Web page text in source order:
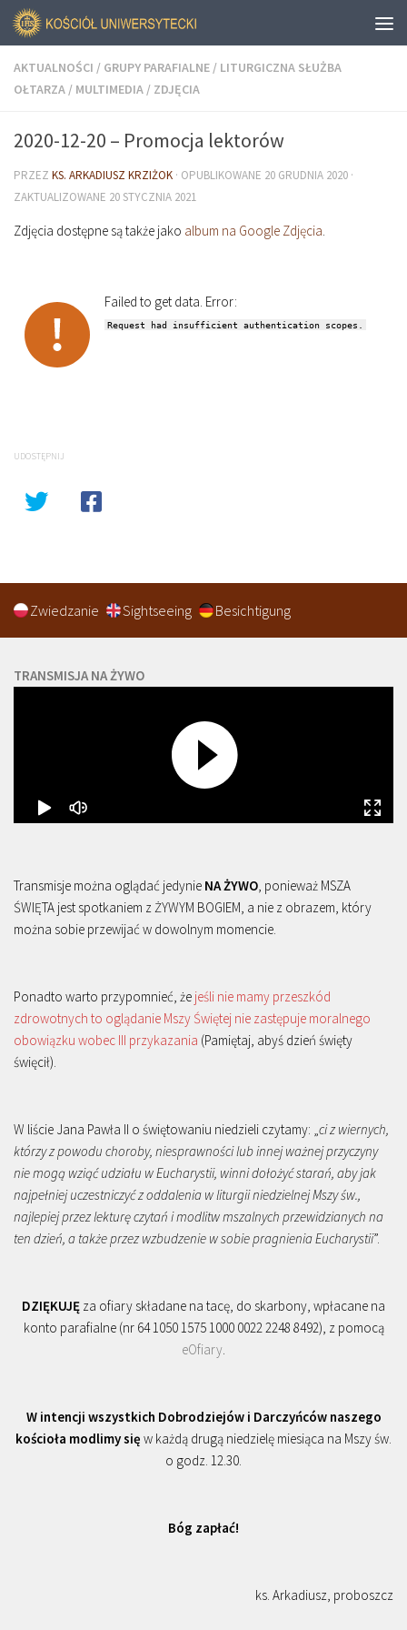
AKTUALNOŚCI / GRUPY PARAFIALNE / LITURGICZNA SŁUŻBA
OŁTARZA / MULTIMEDIA / ZDJĘCIA
2020-12-20 – Promocja lektorów
PRZEZ KS. ARKADIUSZ KRZIŻOK · OPUBLIKOWANE 20 GRUDNIA 2020 ·
ZAKTUALIZOWANE 20 STYCZNIA 2021
Zdjęcia dostępne są także jako album na Google Zdjęcia.
Failed to get data. Error:
Request had insufficient authentication scopes.
UDOSTĘPNIJ
Zwiedzanie Sightseeing Besichtigung
TRANSMISJA NA ŻYWO
Transmisje można oglądać jedynie NA ŻYWO, ponieważ MSZA
ŚWIĘTA jest spotkaniem z ŻYWYM BOGIEM, a nie z obrazem, który
można sobie przewijać w dowolnym momencie.
Ponadto warto przypomnieć, że jeśli nie mamy przeszkód
zdrowotnych to oglądanie Mszy Świętej nie zastępuje moralnego
obowiązku wobec III przykazania (Pamiętaj, abyś dzień święty
święcił).
W liście Jana Pawła II o świętowaniu niedzieli czytamy: „ci z wiernych,
którzy z powodu choroby, niesprawności lub innej ważnej przyczyny
nie mogą wziąć udziału w Eucharystii, winni dołożyć starań, aby jak
najpełniej uczestniczyć z oddalenia w liturgii niedzielnej Mszy św.,
najlepiej przez lekturę czytań i modlitw mszalnych przewidzianych na
ten dzień, a także przez wzbudzenie w sobie pragnienia Eucharystii”.
DZIĘKUJĘ za ofiary składane na tacę, do skarbony, wpłacane na
konto parafialne (nr 64 1050 1575 1000 0022 2248 8492), z pomocą
eOfiary.
W intencji wszystkich Dobrodziejów i Darczyńców naszego
kościoła modlimy się w każdą drugą niedzielę miesiąca na Mszy św.
o godz. 12.30.
Bóg zapłać!
ks. Arkadiusz, proboszcz